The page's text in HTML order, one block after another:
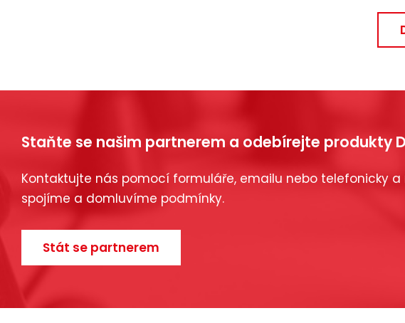
Staňte se našim partnerem a odebírejte produkty
Kontaktujte nás pomocí formuláře, emailu nebo telefonicky
spojíme a domluvíme podmínky.
Stát se partnerem